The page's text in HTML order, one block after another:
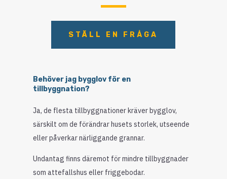
STÄLL EN FRÅGA
Behöver jag bygglov för en
tillbyggnation?
Ja, de flesta tillbyggnationer kräver bygglov,
särskilt om de förändrar husets storlek, utseende
eller påverkar närliggande grannar.
Undantag finns däremot för mindre tillbyggnader
som attefallshus eller friggebodar.